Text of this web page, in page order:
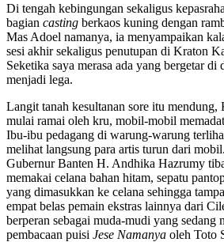
Di tengah kebingungan sekaligus
bagian casting berkaos kuning dengan
Mas Adoel namanya, ia menyampaikan
sesi akhir sekaligus penutupan di Kraton
Seketika saya merasa ada yang bergetar di
menjadi lega.
Langit tanah kesultanan sore itu
mulai ramai oleh kru, mobil-mobil
Ibu-ibu pedagang di warung-warung
melihat langsung para artis turun dari
Gubernur Banten H. Andhika Hazrumy
memakai celana bahan hitam, sepatu
yang dimasukkan ke celana sehingga
empat belas pemain ekstras lainnya dari
berperan sebagai muda-mudi yang sedang
pembacaan puisi Jese Namanya oleh Toto